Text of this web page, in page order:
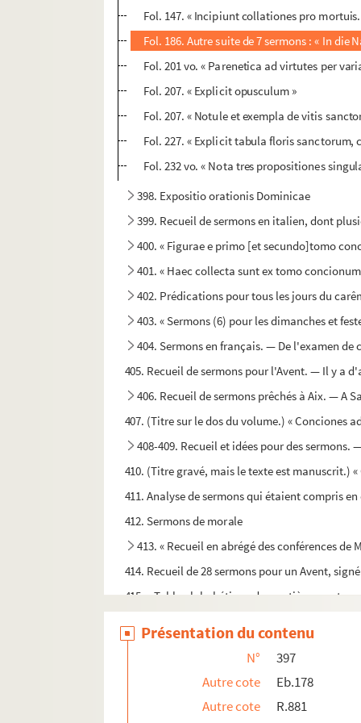
Fol. 147. « Incipiunt collationes pro
Fol. 186. Autre suite de 7 sermons : « In
Fol. 201 vo. « Parenetica ad virtutes per
Fol. 207. « Explicit opusculum »
Fol. 207. « Notule et exempla de vitis
Fol. 227. « Explicit tabula floris sanctorum,
Fol. 232 vo. « Nota tres propositiones
398. Expositio orationis Dominicae
399. Recueil de sermons en italien, dont
400. « Figurae e primo [et secundo]tomo
401. « Haec collecta sunt ex tomo
402. Prédications pour tous les jours du
403. « Sermons (6) pour les dimanches et
404. Sermons en français. — De l'examen
405. Recueil de sermons pour l'Avent. — Il y a
406. Recueil de sermons prêchés à Aix. — A
407. (Titre sur le dos du volume.) « Conciones
408-409. Recueil et idées pour des sermons.
410. (Titre gravé, mais le texte est manuscrit.)
411. Analyse de sermons qui étaient compris
412. Sermons de morale
413. « Recueil en abrégé des conférences de
414. Recueil de 28 sermons pour un Avent,
415. « Table alphabétique des matières
416bis. « Table alphabétique des matières
Présentation du contenu
N°
397
Autre cote
Eb.178
Autre cote
R.881